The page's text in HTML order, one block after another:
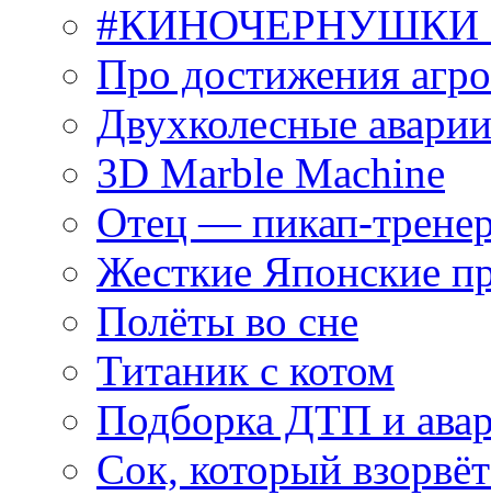
#КИНОЧЕРНУШКИ
Про достижения
Двухколесные
3D Marble Machine
Отец — пикап-
Жесткие Японские
Полёты во сне
Титаник с котом
Подборка ДТП и
Сок, который